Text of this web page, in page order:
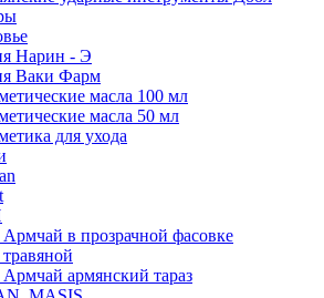
Нарин - Э
Ваки Фарм
масла 100 мл
масла 50 мл
для ухода
в прозрачной фасовке
армянский тараз